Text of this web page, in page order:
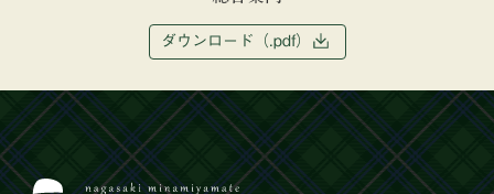
ダウンロード（.pdf）